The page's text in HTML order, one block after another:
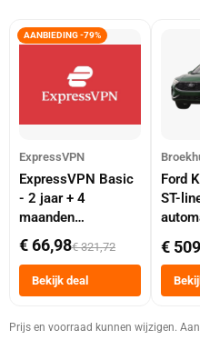
AANBIEDING -79%
ExpressVPN
ExpressVPN Basic
- 2 jaar + 4
maanden
abonnement
€ 66,98€ 321,72
Bekijk deal
Ford
ST-
€
Prijs en voorraad kunnen wijzigen.